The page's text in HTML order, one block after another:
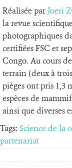
Réalisée par Joeri
la revue
photographiques
certifiées FSC et
Congo. Au cours
terrain (deux à
pièges ont pris 1,3
espèces de
ainsi que diverses
Tags: Science de la
partenariat